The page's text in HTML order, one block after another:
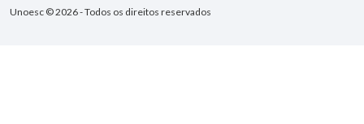
Unoesc © 2026 - Todos os direitos reservados